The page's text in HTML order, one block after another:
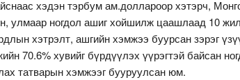
хэдэн тэрбум ам.доллароор хэтэрч,
улмаар ногдол ашиг хойшилж цаашлаад 10
хэтрэлт, ашгийн хэмжээ буурсан зэрэг
70.6% хувийг бүрдүүлэх үүрэгтэй байсан
татварын хэмжээг бууруулсан юм.